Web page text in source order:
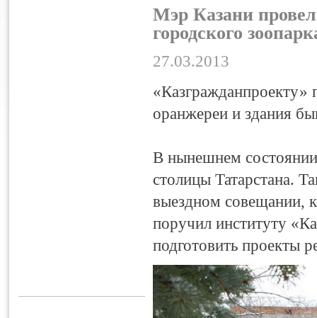
Мэр Казани провел
городского
27.03.2013
«Казгражданпроекту»
оранжереи и здания
В нынешнем состоянии
столицы Татарстана.
выездном совещании,
поручил институту
подготовить проекты